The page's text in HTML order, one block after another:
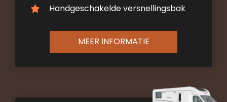
Handgeschakelde versnellingsbak
MEER INFORMATIE